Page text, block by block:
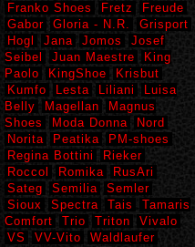
Franko Shoes
Fretz
Freude
Gabor
Gloria - N.R.
Grisport
Hogl
Jana Jomos
Josef
Seibel
Juan Maestre
King
Paolo
KingShoe
Krisbut
Kumfo
Lesta Liliani
Luisa
Belly
Magellan
Magnus
Shoes
Moda Donna
Nord
Norita
Peatika
PM-shoes
Regina Bottini
Rieker
Roccol
Romika
RusAri
Sateg
Semilia
Semler
Sioux
Spectra Tais
Tamaris
Comfort
Trio Triton
Vivalo
VS
VV-Vito
Waldlaufer